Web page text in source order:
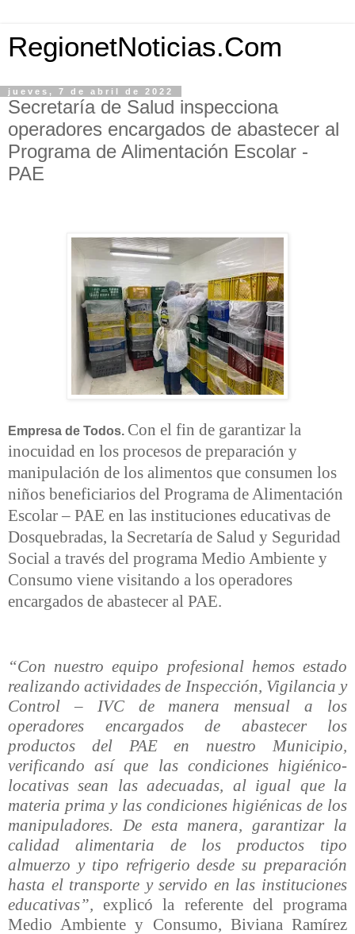
RegionetNoticias.Com
jueves, 7 de abril de 2022
Secretaría de Salud inspecciona
operadores encargados de abastecer al
Programa de Alimentación Escolar -
PAE
Empresa de Todos. Con el fin de garantizar la
inocuidad en los procesos de preparación y
manipulación de los alimentos que consumen los
niños beneficiarios del Programa de Alimentación
Escolar – PAE en las instituciones educativas de
Dosquebradas, la Secretaría de Salud y Seguridad
Social a través del programa Medio Ambiente y
Consumo viene visitando a los operadores
encargados de abastecer al PAE.
“Con nuestro equipo profesional hemos estado
realizando actividades de Inspección, Vigilancia y
Control – IVC de manera mensual a los
operadores encargados de abastecer los
productos del PAE en nuestro Municipio,
verificando así que las condiciones higiénico-
locativas sean las adecuadas, al igual que la
materia prima y las condiciones higiénicas de los
manipuladores. De esta manera, garantizar la
calidad alimentaria de los productos tipo
almuerzo y tipo refrigerio desde su preparación
hasta el transporte y servido en las instituciones
educativas”, explicó la referente del programa
Medio Ambiente y Consumo, Biviana Ramírez